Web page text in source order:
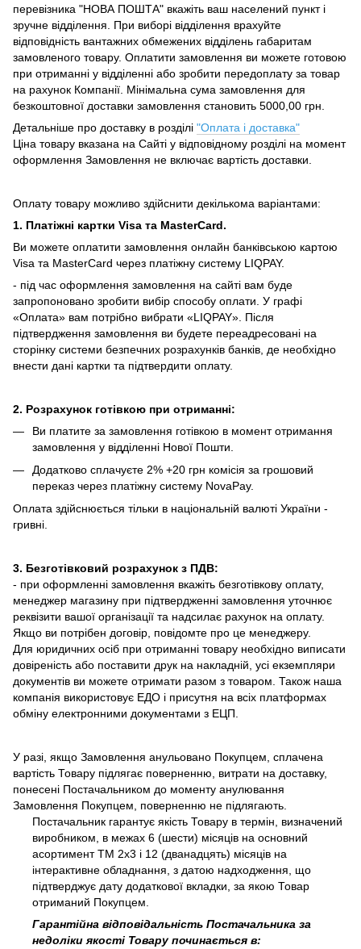
перевізника "НОВА ПОШТА" вкажіть ваш населений пункт і
зручне відділення.
При виборі відділення врахуйте
відповідність вантажних обмежених відділень габаритам
замовленого товару. Оплатити замовлення ви можете готовою
при отриманні у відділенні або зробити передоплату за товар
на рахунок Компанії. Мінімальна сума замовлення для
безкоштовної доставки замовлення становить 5000,00 грн.
Детальніше про доставку в розділі "Оплата і доставка"
Ціна товару вказана на Сайті у відповідному розділі на момент
оформлення Замовлення не включає вартість доставки.
Оплату товару можливо здійснити декількома варіантами:
1. Платіжні картки Visa та MasterCard.
Ви можете оплатити замовлення онлайн банківською картою
Visa та MasterCard через платіжну систему LIQPAY.
- під час оформлення замовлення на сайті вам буде
запропоновано зробити вибір способу оплати. У графі
«Оплата» вам потрібно вибрати «LIQPAY». Після
підтвердження замовлення ви будете переадресовані на
сторінку системи безпечних розрахунків банків, де необхідно
внести дані картки та підтвердити оплату.
2. Розрахунок готівкою при отриманні:
Ви платите за замовлення готівкою в момент отримання
замовлення у відділенні Нової Пошти.
Додатково сплачуєте 2% +20 грн комісія за грошовий
переказ через платіжну систему NovaPay.
Оплата здійснюється тільки в національній валюті України -
гривні.
3. Безготівковий розрахунок з ПДВ:
- при оформленні замовлення вкажіть безготівкову оплату,
менеджер магазину при підтвердженні замовлення уточнює
реквізити вашої організації та надсилає рахунок на оплату.
Якщо ви потрібен договір, повідомте про це менеджеру.
Для юридичних осіб при отриманні товару необхідно виписати
довіреність або поставити друк на накладній, усі екземпляри
документів ви можете отримати разом з товаром. Також наша
компанія використовує ЕДО і присутня на всіх платформах
обміну електронними документами з ЕЦП.
У разі, якщо Замовлення анульовано Покупцем, сплачена
вартість Товару підлягає поверненню, витрати на доставку,
понесені Постачальником до моменту анулювання
Замовлення Покупцем, поверненню не підлягають.
Постачальник гарантує якість Товару в термін, визначений
виробником, в межах 6 (шести) місяців на основний
асортимент ТМ 2х3 і 12 (дванадцять) місяців на
інтерактивне обладнання, з датою надходження, що
підтверджує дату додаткової вкладки, за якою Товар
отриманий Покупцем.
Гарантійна відповідальність Постачальника за
недоліки якості Товару починається в: